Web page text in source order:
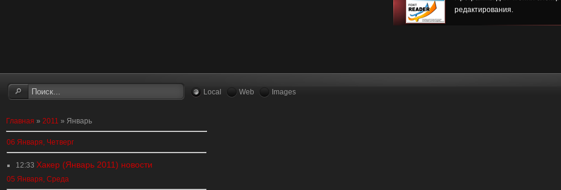
редактирования.
Local Web Images
Главная » 2011 » Январь
06 Января, Четверг
12:33 Хакер (Январь 2011) новости
05 Января, Среда